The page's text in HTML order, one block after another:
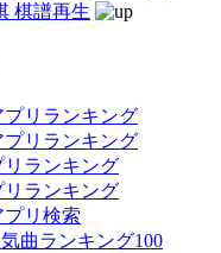
棋譜再生
プリランキング
プリランキング
リランキング
リランキング
プリ検索
曲ランキング100